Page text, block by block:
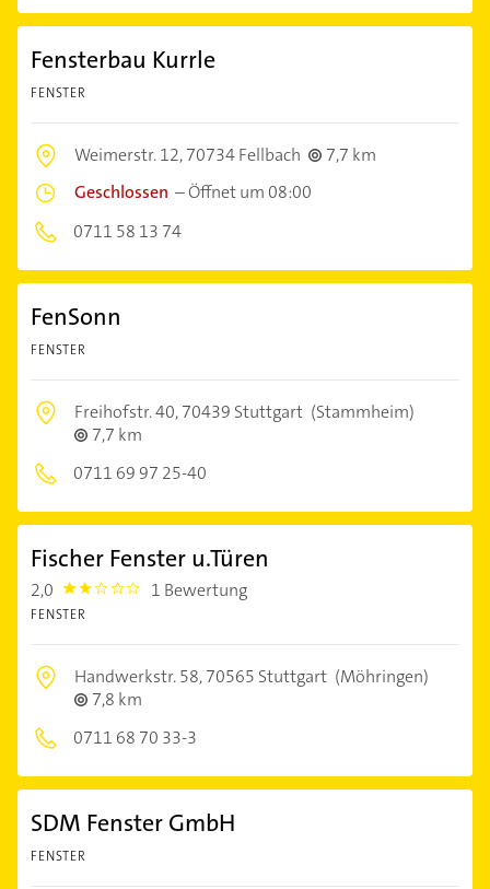
Fensterbau Kurrle
FENSTER
Weimerstr. 12,70734 Fellbach
7,7 km
Geschlossen –Öffnet um 08:00
0711 58 13 74
FenSonn
FENSTER
Freihofstr. 40,70439 Stuttgart (Stammheim)
7,7 km
0711 69 97 25-40
Fischer Fenster u.Türen
2,0 2.0 1 Bewertung
FENSTER
Handwerkstr. 58,70565 Stuttgart (Möhringen)
7,8 km
0711 68 70 33-3
SDM Fenster GmbH
FENSTER